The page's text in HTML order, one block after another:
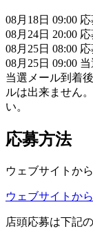
08月18日 09:00
08月24日 20:00
08月25日 08:00
08月25日 09:00
当選メール到着
ルは出来ません
い。
応募方法
ウェブサイトか
ウェブサイトか
店頭応募は下記